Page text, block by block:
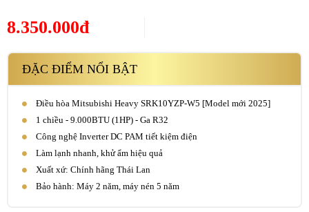
8.350.000đ
ĐẶC ĐIỂM NỔI BẬT
Điều hòa Mitsubishi Heavy SRK10YZP-W5 [Model mới 2025]
1 chiều - 9.000BTU (1HP) - Ga R32
Công nghệ Inverter DC PAM tiết kiệm điện
Làm lạnh nhanh, khử ẩm hiệu quả
Xuất xứ: Chính hãng Thái Lan
Bảo hành: Máy 2 năm, máy nén 5 năm